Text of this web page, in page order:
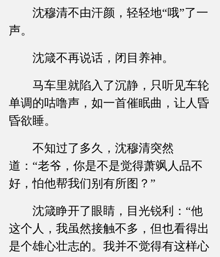
沈穆清不由汗颜，轻轻地“哦”了一
声。
沈箴不再说话，闭目养神。
马车里就陷入了沉静，只听见车轮
单调的咕噜声，如一首催眠曲，让人昏
昏欲睡。
不知过了多久，沈穆清突然
道：“老爷，你是不是觉得萧飒人品不
好，怕他帮我们别有所图？”
沈箴睁开了眼睛，目光锐利：“他
这个人，我虽然接触不多，但也看得出
是个雄心壮志的。我并不觉得有这样心